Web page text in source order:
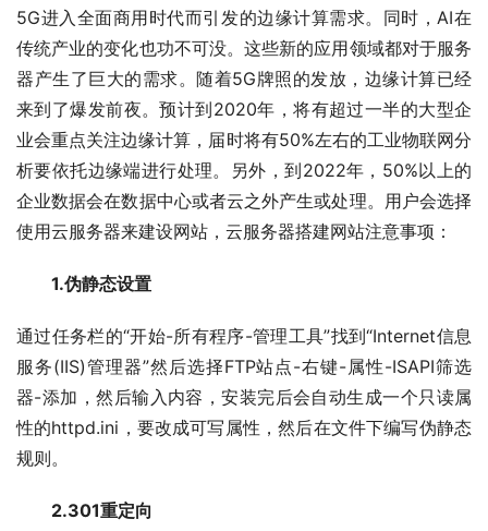
5G进入全面商用时代而引发的边缘计算需求。同时，AI在
传统产业的变化也功不可没。这些新的应用领域都对于服务
器产生了巨大的需求。随着5G牌照的发放，边缘计算已经
来到了爆发前夜。预计到2020年，将有超过一半的大型企
业会重点关注边缘计算，届时将有50%左右的工业物联网分
析要依托边缘端进行处理。另外，到2022年，50%以上的
企业数据会在数据中心或者云之外产生或处理。用户会选择
使用云服务器来建设网站，云服务器搭建网站注意事项：
1.伪静态设置
通过任务栏的“开始-所有程序-管理工具”找到“Internet信息
服务(IIS)管理器”然后选择FTP站点-右键-属性-ISAPI筛选
器-添加，然后输入内容，安装完后会自动生成一个只读属
性的httpd.ini，要改成可写属性，然后在文件下编写伪静态
规则。
2.301重定向